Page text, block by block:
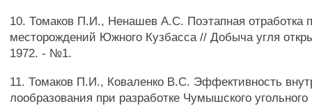
10. Томаков П.И., Ненашев А.С. Поэтапная отработка
месторождений Южного Кузбасса // Добыча угля
1972. - №1.
11. Томаков П.И., Коваленко B.C. Эффективность
лообразования при разработке Чумышского